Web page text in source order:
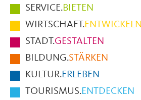
Hauptmenüpunkte
im
Fußbereich
der
Seite
SERVICE.BIETEN
WIRTSCHAFT.ENTWICKELN
STADT.GESTALTEN
BILDUNG.STÄRKEN
KULTUR.ERLEBEN
TOURISMUS.ENTDECKEN